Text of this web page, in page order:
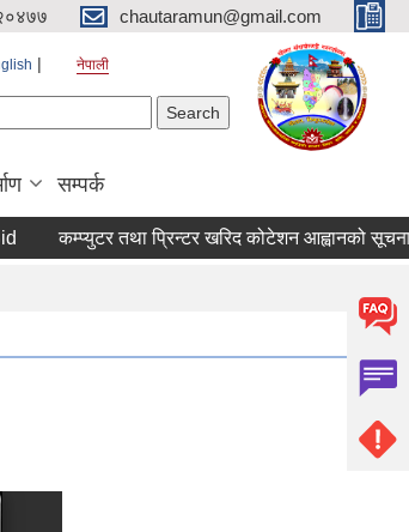
chautaramun@gmail.com
नेपाली
सम्पर्क
कम्प्युटर तथा प्रिन्टर खरिद कोटेशन आह्वानको सूचना।